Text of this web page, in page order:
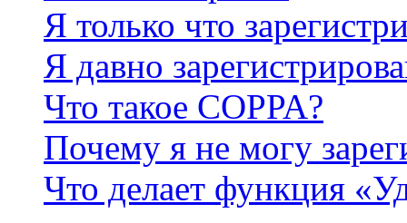
Я только что
Я давно
Что такое COPPA?
Почему я не могу
Что делает функция